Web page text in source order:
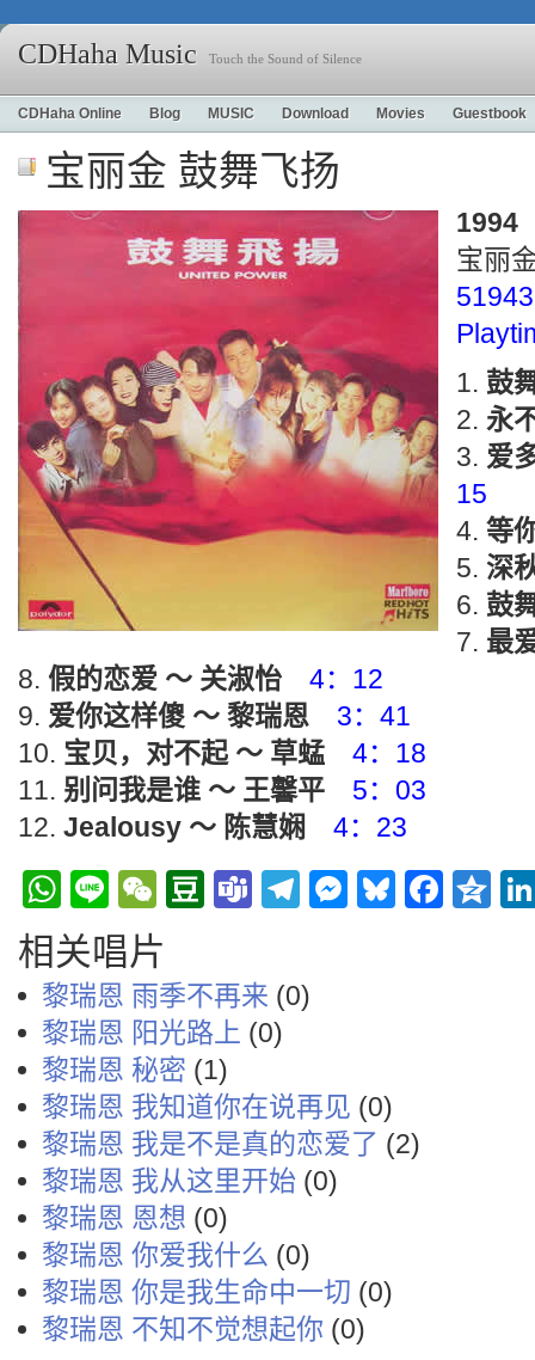
CDHaha Music Touch the Sound of Silence
CDHaha Online Blog MUSIC Download Movies Guestbook
宝丽金 鼓舞飞扬
1994
宝丽
鼓
永
爱
15
等
深
鼓
最
假的恋爱 ～ 关淑怡
4：12
爱你这样傻 ～ 黎瑞恩
3：41
宝贝，对不起 ～ 草蜢
4：18
别问我是谁 ～ 王馨平
5：03
Jealousy ～ 陈慧娴
4：23
WhatsApp
LineWeChat
Douban
TeamsTelegramBluesky
相关唱片
黎瑞恩 雨季不再来 (0)
黎瑞恩 阳光路上 (0)
黎瑞恩 秘密 (1)
黎瑞恩 我知道你在说再见 (0)
黎瑞恩 我是不是真的恋爱了 (2)
黎瑞恩 我从这里开始 (0)
黎瑞恩 恩想 (0)
黎瑞恩 你爱我什么 (0)
黎瑞恩 你是我生命中一切 (0)
黎瑞恩 不知不觉想起你 (0)